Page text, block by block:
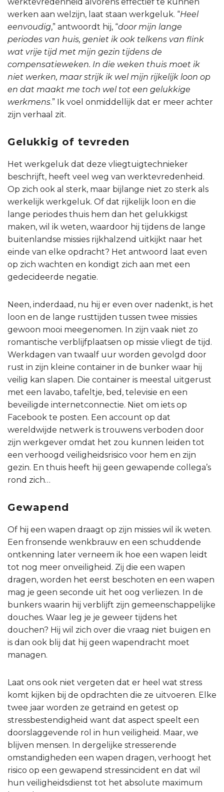
werken aan welzijn, laat staan werkgeluk. “Heel
eenvoudig,” antwoordt hij, “door mijn lange
periodes van huis, geniet ik ook telkens van flink
wat vrije tijd met mijn gezin tijdens de
compensatieweken. In die weken thuis moet ik
niet werken, maar strijk ik wel mijn rijkelijk loon op
en dat maakt me toch wel tot een gelukkige
werkmens.” Ik voel onmiddellijk dat er meer achter
zijn verhaal zit.
Gelukkig of tevreden
Het werkgeluk dat deze vliegtuigtechnieker
beschrijft, heeft veel weg van werktevredenheid.
Op zich ook al sterk, maar bijlange niet zo sterk als
werkelijk werkgeluk. Of dat rijkelijk loon en die
lange periodes thuis hem dan het gelukkigst
maken, wil ik weten, waardoor hij tijdens de lange
buitenlandse missies rijkhalzend uitkijkt naar het
einde van elke opdracht? Het antwoord laat even
op zich wachten en kondigt zich aan met een
gedecideerde negatie.
Neen, inderdaad, nu hij er even over nadenkt, is het
loon en de lange rusttijden tussen twee missies
gewoon mooi meegenomen. In zijn vaak niet zo
romantische verblijfplaatsen op missie vliegt de tijd.
Werkdagen van twaalf uur worden gevolgd door
rust in zijn kleine container in de bunker waar hij
veilig kan slapen. Die container is meestal uitgerust
met een lavabo, tafeltje, bed, televisie en een
beveiligde internetconnectie. Niet om iets op
Facebook te posten. Een account op dat
wereldwijde netwerk is trouwens verboden door
zijn werkgever omdat het zou kunnen leiden tot
een verhoogd veiligheidsrisico voor hem en zijn
gezin. En thuis heeft hij geen gewapende collega’s
rond zich…
Gewapend
Of hij een wapen draagt op zijn missies wil ik weten.
Een fronsende wenkbrauw en een schuddende
ontkenning later verneem ik hoe een wapen leidt
tot nog meer onveiligheid. Zij die een wapen
dragen, worden het eerst beschoten en een wapen
mag je geen seconde uit het oog verliezen. In de
bunkers waarin hij verblijft zijn gemeenschappelijke
douches. Waar leg je je geweer tijdens het
douchen? Hij wil zich over die vraag niet buigen en
is dan ook blij dat hij geen wapendracht moet
managen.
Laat ons ook niet vergeten dat er heel wat stress
komt kijken bij de opdrachten die ze uitvoeren. Elke
twee jaar worden ze getraind en getest op
stressbestendigheid want dat aspect speelt een
doorslaggevende rol in hun veiligheid. Maar, we
blijven mensen. In dergelijke stresserende
omstandigheden een wapen dragen, verhoogt het
risico op een gewapend stressincident en dat wil
hun veiligheidsdienst tot het absolute maximum